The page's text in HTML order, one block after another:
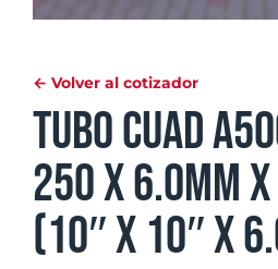
← Volver al cotizador
Tubo Cuad
250 x 6.0mm
(10″ x 10″ x